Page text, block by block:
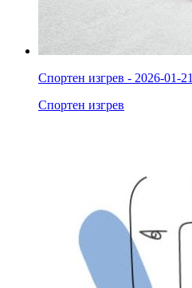
Спортен изгрев - 2026-01-21
Спортен изгрев